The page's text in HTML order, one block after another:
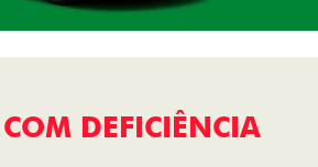
DEFICIÊNCIA